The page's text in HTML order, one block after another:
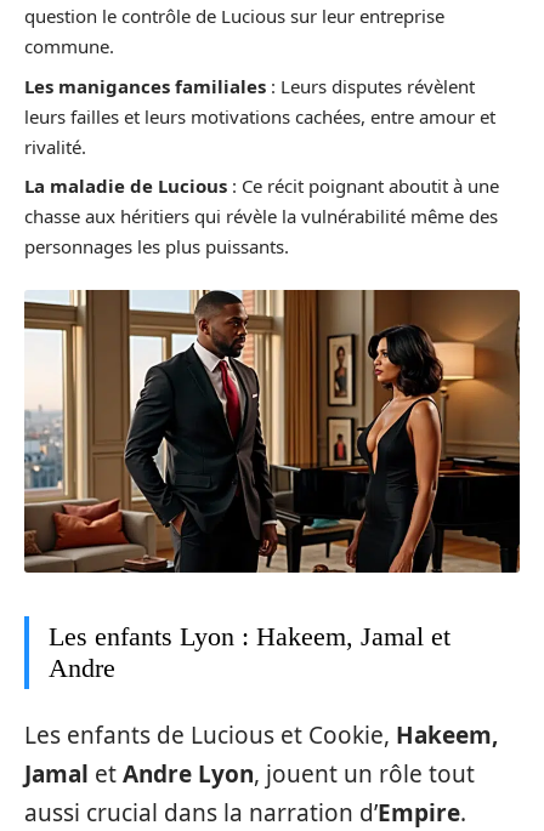
question le contrôle de Lucious sur leur entreprise
commune.
Les manigances familiales : Leurs disputes révèlent
leurs failles et leurs motivations cachées, entre amour et
rivalité.
La maladie de Lucious : Ce récit poignant aboutit à une
chasse aux héritiers qui révèle la vulnérabilité même des
personnages les plus puissants.
Les enfants Lyon : Hakeem, Jamal et
Andre
Les enfants de Lucious et Cookie, Hakeem,
Jamal etAndre Lyon, jouent un rôle tout
aussi crucial dans la narration d’Empire.